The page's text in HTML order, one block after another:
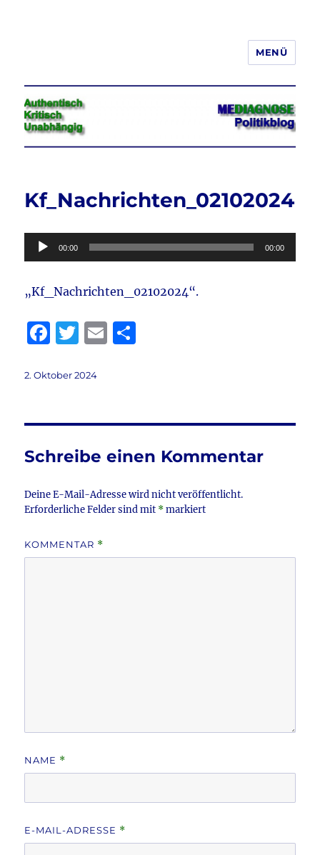
Jeder hat das Recht, seine
Meinung in Wort, Schrift und Bild
frei zu äußern und zu verbreiten
MENÜ
Kf_Nachrichten_02102024
Audio-
Player
00:00 00:00
„Kf_Nachrichten_02102024“.
F
c
b
o
o
k
T
it
r
E
Veröffentlicht
2. Oktober 2024
Schreibe einen Kommentar
Deine E-Mail-Adresse wird nicht veröffentlicht.
Erforderliche Felder sind mit *markiert
KOMMENTAR *
NAME *
E-MAIL-ADRESSE *